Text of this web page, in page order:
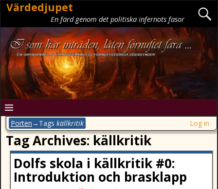
Värdedjupet
En färd genom det politiska infernots fasor
Porten→Tags källkritik Log in
Tag Archives: källkritik
Dolfs skola i källkritik #0:
Introduktion och brasklapp